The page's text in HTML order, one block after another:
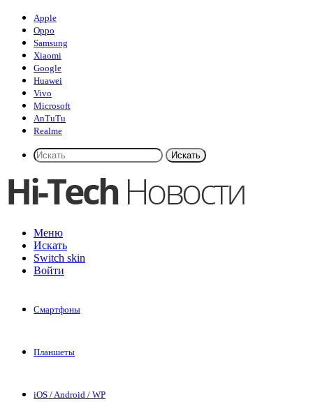
Apple
Oppo
Samsung
Xiaomi
Google
Huawei
Vivo
Microsoft
AnTuTu
Realme
Искать
Меню
Искать
Switch skin
Войти
Смартфоны
Планшеты
iOS / Android / WP